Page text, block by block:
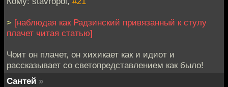
> [наблюдая как Радзинский привязанный к стулу
плачет читая статью]
Чоит он плачет, он хихикает как и идиот и
рассказывает со светопредставлением как было!
Сантей »